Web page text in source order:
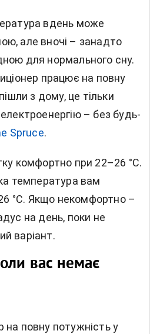
вдень може
але вночі – занадто
для нормального сну.
працює на повну
з дому, це тільки
– без будь-
Spruce.
комфортно при 22–26 °C.
температура вам
°C. Якщо некомфортно –
на день, поки не
варіант.
вас немає
на повну потужність у